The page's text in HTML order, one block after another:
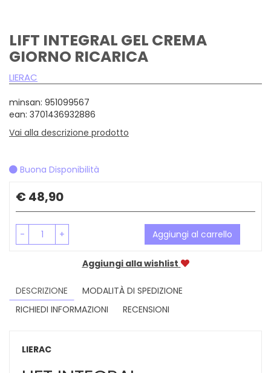
LIFT INTEGRAL GEL CREMA
GIORNO RICARICA
LIERAC
minsan: 951099567
ean: 3701436932886
Vai alla descrizione prodotto
Buona Disponibilità
Prezzo
€ 48,90
- + Aggiungi al carrello
Aggiungi alla wishlist
DESCRIZIONE
MODALITÀ DI SPEDIZIONE
RICHIEDI INFORMAZIONI
RECENSIONI
LIERAC